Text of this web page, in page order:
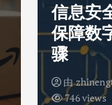
信息安
保障数
骤
由
746 views